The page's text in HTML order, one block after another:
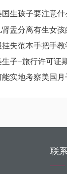
国生孩子要注意什
盂分离有生女孩的
失范本手把手教
生子–旅行许可证
能实地考察美国月
联